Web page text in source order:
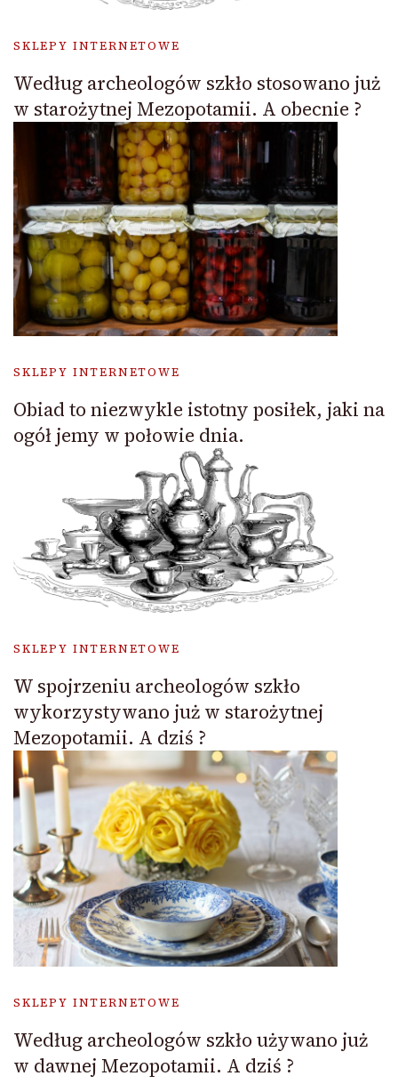
SKLEPY INTERNETOWE
Według archeologów szkło stosowano już
w starożytnej Mezopotamii. A obecnie ?
SKLEPY INTERNETOWE
Obiad to niezwykle istotny posiłek, jaki na
ogół jemy w połowie dnia.
SKLEPY INTERNETOWE
W spojrzeniu archeologów szkło
wykorzystywano już w starożytnej
Mezopotamii. A dziś ?
SKLEPY INTERNETOWE
Według archeologów szkło używano już
w dawnej Mezopotamii. A dziś ?